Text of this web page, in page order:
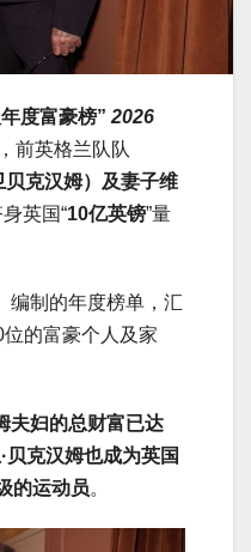
度富豪榜” 2026
前英格兰队队
克汉姆）及妻子维
英国“10亿英镑”量
编制的年度榜单，汇
的富豪个人及家
夫妇的总财富已达
贝克汉姆也成为英国
的运动员。